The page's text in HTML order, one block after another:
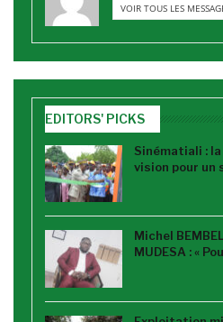
VOIR TOUS LES
EDITORS' PICKS
Sinématiali : la
vision pour un
Michel
MUDESA : «